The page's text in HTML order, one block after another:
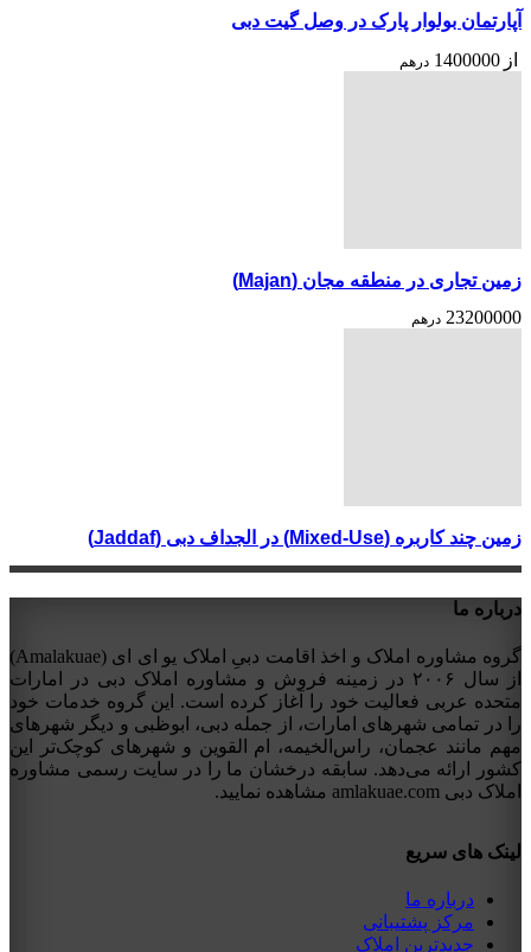
آپارتمان بولوار پارک در وصل گیت دبی
از 1400000 درهم
زمین تجاری در منطقه مجان (Majan)
23200000 درهم
زمین چند کاربره (Mixed-Use) در الجداف دبی (Jaddaf)
درباره ما
گروه مشاوره املاک و اخذ اقامت دبیِ املاک یو ای ای (Amalakuae)
از سال ۲۰۰۶ در زمینه فروش و مشاوره املاک دبی در امارات
متحده عربی فعالیت خود را آغاز کرده است. این گروه خدمات خود
را در تمامی شهرهای امارات، از جمله دبی، ابوظبی و دیگر شهرهای
مهم مانند عجمان، راس‌الخیمه، ام القوین و شهرهای کوچک‌تر این
کشور ارائه می‌دهد. سابقه درخشان ما را در سایت رسمی مشاوره
املاک دبی amlakuae.com مشاهده نمایید.
لینک های سریع
درباره ما
مرکز پشتیبانی
جدیدترین املاک